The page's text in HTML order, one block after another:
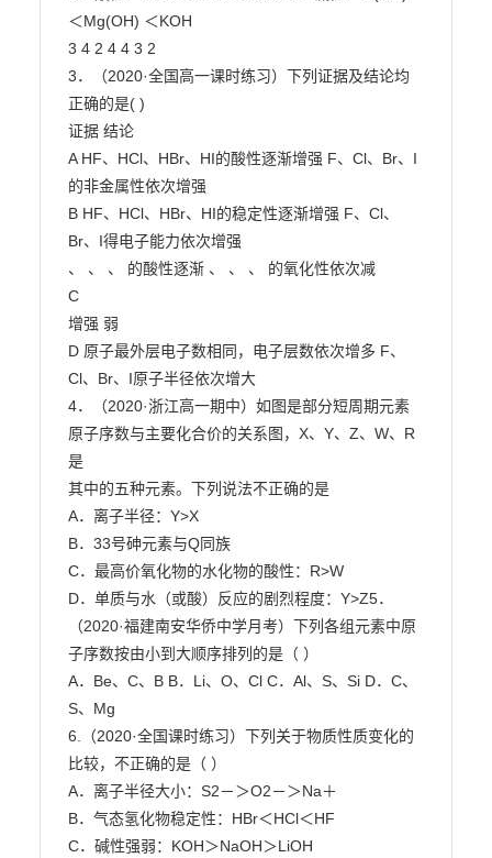
＜Mg(OH) ＜KOH
3 4 2 4 4 3 2
3．（2020·全国高一课时练习）下列证据及结论均
正确的是( )
证据 结论
A HF、HCl、HBr、HI的酸性逐渐增强 F、Cl、Br、I
的非金属性依次增强
B HF、HCl、HBr、HI的稳定性逐渐增强 F、Cl、
Br、I得电子能力依次增强
、 、 、 的酸性逐渐 、 、 、 的氧化性依次减
C
增强 弱
D 原子最外层电子数相同，电子层数依次增多 F、
Cl、Br、I原子半径依次增大
4．（2020·浙江高一期中）如图是部分短周期元素
原子序数与主要化合价的关系图，X、Y、Z、W、R
是
其中的五种元素。下列说法不正确的是
A．离子半径：Y>X
B．33号砷元素与Q同族
C．最高价氧化物的水化物的酸性：R>W
D．单质与水（或酸）反应的剧烈程度：Y>Z5．
（2020·福建南安华侨中学月考）下列各组元素中原
子序数按由小到大顺序排列的是（ ）
A．Be、C、B B．Li、O、Cl C．Al、S、Si D．C、
S、Mg
6.（2020·全国课时练习）下列关于物质性质变化的
比较，不正确的是（ ）
A．离子半径大小：S2－＞O2－＞Na＋
B．气态氢化物稳定性：HBr＜HCl＜HF
C．碱性强弱：KOH＞NaOH＞LiOH